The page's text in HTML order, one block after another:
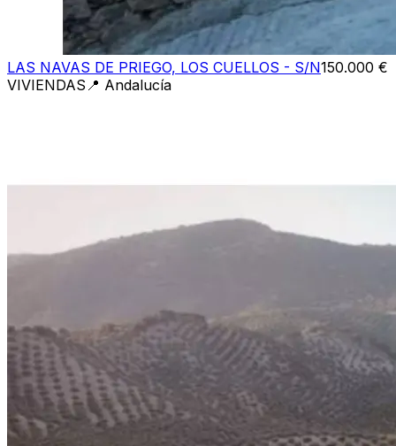
LAS NAVAS DE PRIEGO, LOS CUELLOS - S/N150.000 €
VIVIENDAS 📍 Andalucía